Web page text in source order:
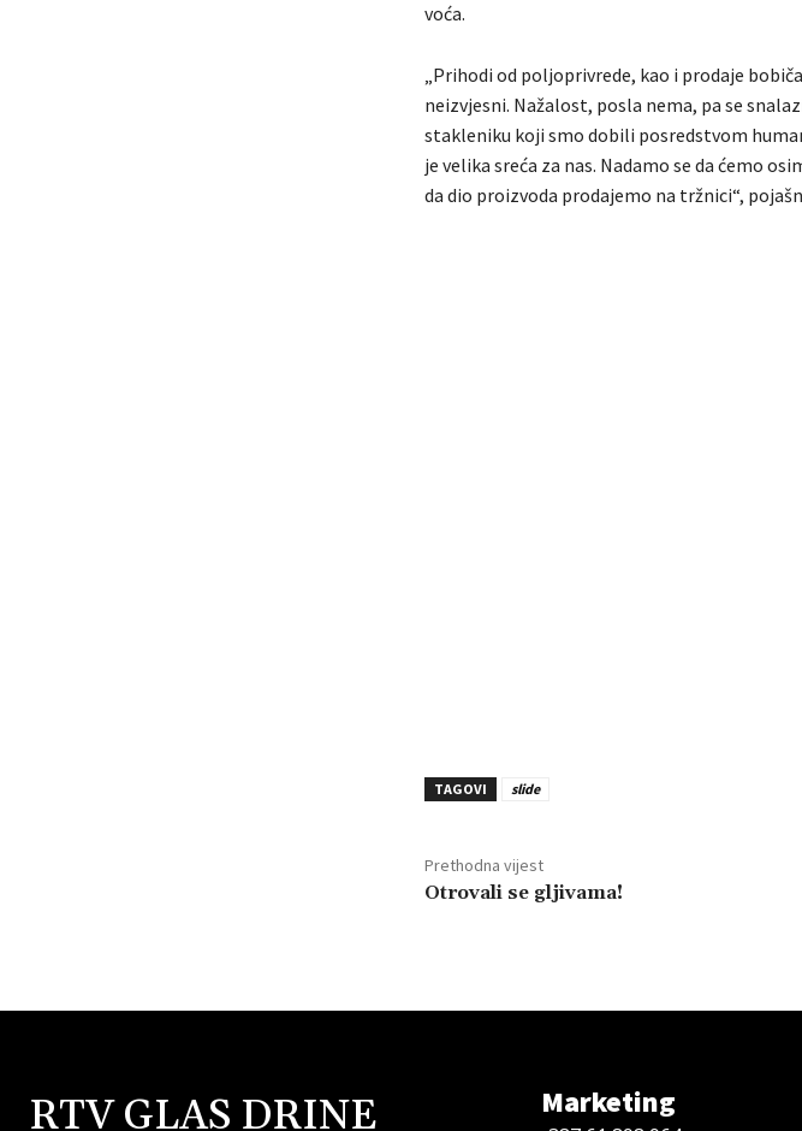
voća.
„Prihodi od poljoprivrede, kao i prodaje
neizvjesni. Nažalost, posla nema, pa se
stakleniku koji smo dobili posredstvom
je velika sreća za nas. Nadamo se da ćemo
da dio proizvoda prodajemo na tržnici“,
TAGOVI slide
Prethodna vijest
Otrovali se gljivama!
RTV GLAS DRINE Marketing